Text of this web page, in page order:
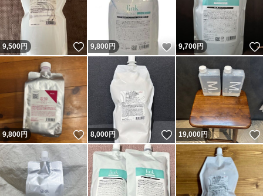
9,500円 いいね！
9,800 円 いいね！
9,700円
9,800円 いいね！
8,000円 いいね！
19,000円